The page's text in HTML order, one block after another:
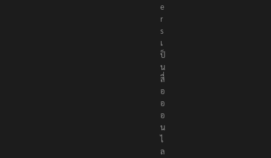
e
r
s
เ
ป็
น
สื่
อ
อ
อ
น
ไ
ล